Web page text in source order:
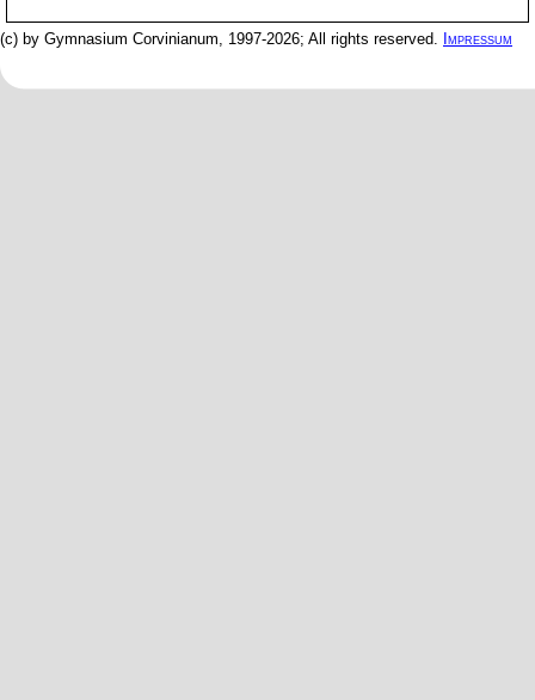
(c) by Gymnasium Corvinianum, 1997-2026; All rights reserved. Impressum